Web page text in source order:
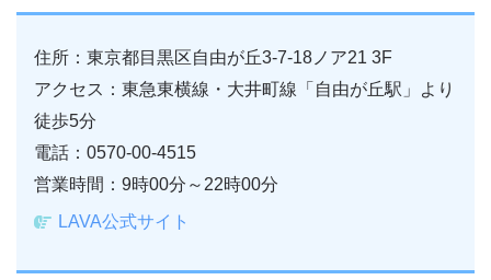
住所：東京都目黒区自由が丘3-7-18ノア21 3F
アクセス：東急東横線・大井町線「自由が丘駅」より
徒歩5分
電話：0570-00-4515
営業時間：9時00分～22時00分
LAVA公式サイト